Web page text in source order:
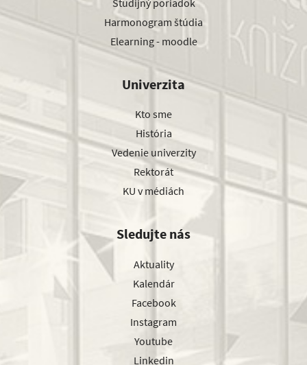
Harmonogram štúdia
Elearning - moodle
Univerzita
Kto sme
História
Vedenie univerzity
Rektorát
KU v médiách
Sledujte nás
Aktuality
Kalendár
Facebook
Instagram
Youtube
Linkedin